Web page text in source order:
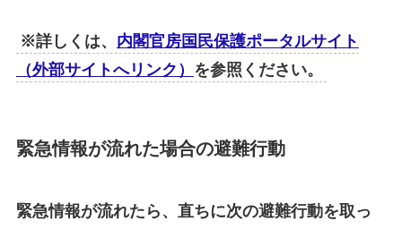
※詳しくは、 内閣官房国民保護ポータルサイト
（外部サイトへリンク）
を参照ください。
緊急情報が流れた場合の避難行動
緊急情報が流れたら、直ちに次の避難行動を取っ